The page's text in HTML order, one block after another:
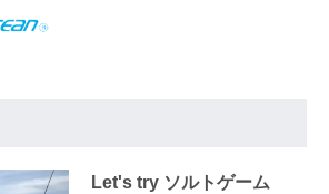
Let's try ソルトゲーム